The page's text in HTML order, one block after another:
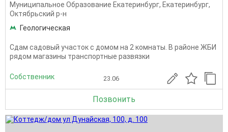
Муниципальное Образование Екатеринбург, Екатеринбург,
Октябрьский р-н
Геологическая
Сдам садовый участок с домом на 2 комнаты. В районе ЖБИ
рядом магазины транспортные развязки
Собственник 23.06
Позвонить